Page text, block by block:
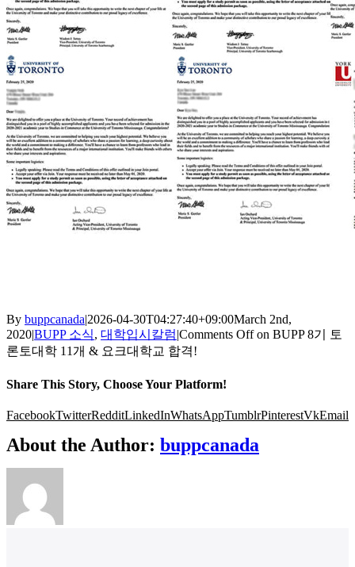
By buppcanada|2026-04-30T04:27:40+09:00March 2nd,
2020|BUPP 소식, 대학입시칼럼|Comments Offon BUPP 8기 토
론토대학 11개 & 요크대학교 합격!
Share This Story, Choose Your Platform!
FacebookTwitterRedditLinkedInWhatsAppTumblrPinterestVkEmail
About the Author: buppcanada